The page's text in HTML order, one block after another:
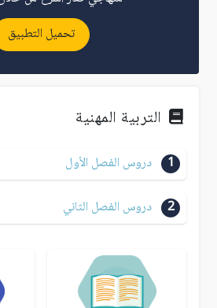
تحميل التطبيق
التربية المهنية
1 دروس الفصل الأول
2 دروس الفصل الثاني